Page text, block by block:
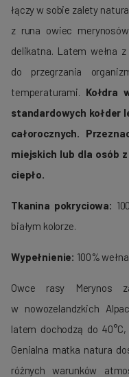
łączy w sobie zalety
z runa owiec
delikatna. Latem wełna
do przegrzania
temperaturami. Kołdra
standardowych kołder
całorocznych.
miejskich lub dla osób
ciepło.
Tkanina pokryciowa:
białym kolorze.
Wypełnienie: 100%
Owce rasy Merynos
w nowozelandzkich
latem dochodzą do
Genialna matka natura
różnych warunków